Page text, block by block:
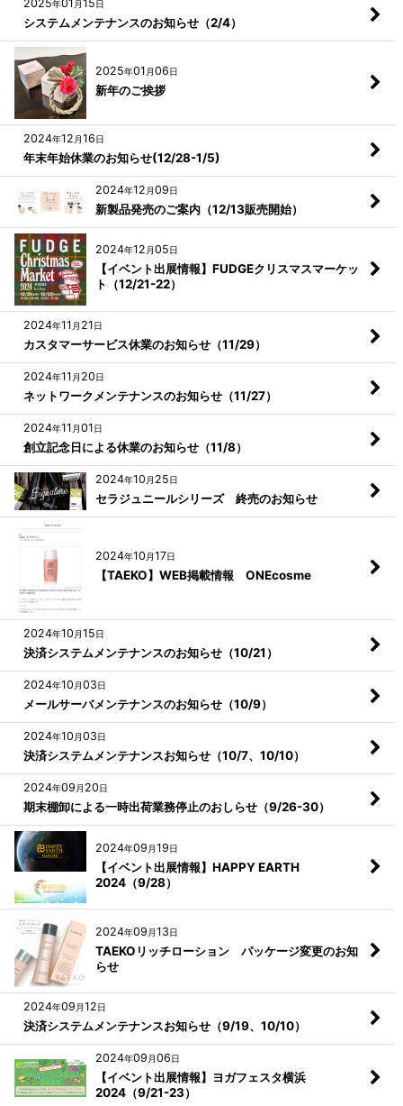
2025年01 月15日
システムメンテナンスのお知らせ（2/4）
2025年01 月06日
新年のご挨拶
2024年12 月16日
年末年始休業のお知らせ(12/28-1/5)
2024年12 月09日
新製品発売のご案内（12/13販売開始）
2024年12 月05日
【イベント出展情報】FUDGEクリスマスマーケッ
ト（12/21-22）
2024年11 月 21日
カスタマーサービス休業のお知らせ（11/29）
2024年11 月 20日
ネットワークメンテナンスのお知らせ（11/27）
2024年11 月01日
創立記念日による休業のお知らせ（11/8）
2024年10 月 25日
セラジュニールシリーズ 終売のお知らせ
2024年10月 17日
【TAEKO】WEB掲載情報 ONEcosme
2024年10 月15日
決済システムメンテナンスのお知らせ（10/21）
2024年10 月03日
メールサーバメンテナンスのお知らせ（10/9）
2024年10 月03日
決済システムメンテナンスお知らせ（10/7、10/10）
2024年09 月 20日
期末棚卸による一時出荷業務停止のおしらせ（9/26-30）
2024年09 月19日
【イベント出展情報】HAPPY EARTH
2024（9/28）
2024年09 月13日
TAEKOリッチローション パッケージ変更のお知
らせ
2024年09 月12日
決済システムメンテナンスお知らせ（9/19、10/10）
2024年09 月06日
【イベント出展情報】ヨガフェスタ横浜
2024（9/21-23）